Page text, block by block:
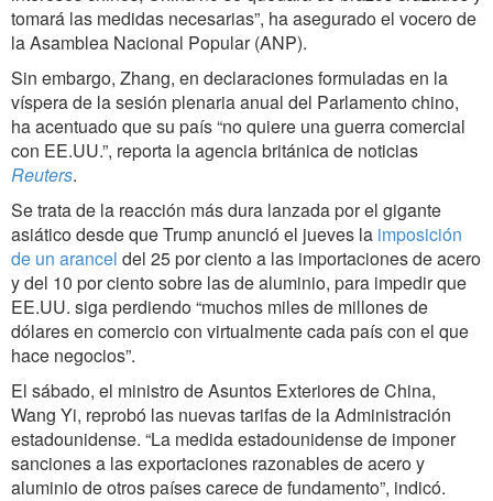
tomará las medidas necesarias”, ha asegurado el vocero de
la Asamblea Nacional Popular (ANP).
Sin embargo, Zhang, en declaraciones formuladas en la
víspera de la sesión plenaria anual del Parlamento chino,
ha acentuado que su país “no quiere una guerra comercial
con EE.UU.”, reporta la agencia británica de noticias
Reuters.
Se trata de la reacción más dura lanzada por el gigante
asiático desde que Trump anunció el jueves la imposición
de un arancel del 25 por ciento a las importaciones de acero
y del 10 por ciento sobre las de aluminio, para impedir que
EE.UU. siga perdiendo “muchos miles de millones de
dólares en comercio con virtualmente cada país con el que
hace negocios”.
El sábado, el ministro de Asuntos Exteriores de China,
Wang Yi, reprobó las nuevas tarifas de la Administración
estadounidense. “La medida estadounidense de imponer
sanciones a las exportaciones razonables de acero y
aluminio de otros países carece de fundamento”, indicó.